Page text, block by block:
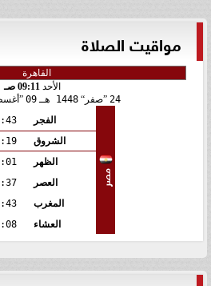
مواقيت الصلاة
الأحد 09:11 صـ
24
صفر 1448 هـ 09
مصر
الفجر
الشروق
الظهر
العصر
المغرب
العشاء